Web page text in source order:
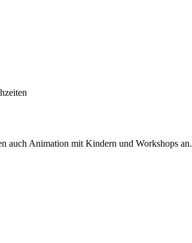
auch Animation mit Kindern und Workshops an.